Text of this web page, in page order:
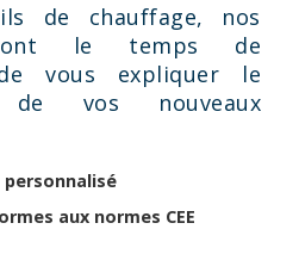
de chauffage, nos
le temps de
vous expliquer le
de vos nouveaux
aux normes CEE